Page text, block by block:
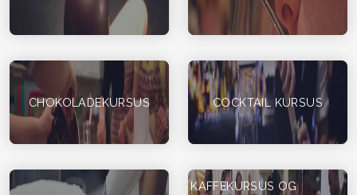
CHOKOLADEKURSUS COCKTAIL KURSUS
KAFFEKURSUS OG